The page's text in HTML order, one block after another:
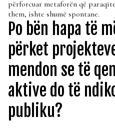
përforcuar metaforën që
them, ishte shumë spontane.
Po bën hapa të
përket
mendon se të
aktive do të
publiku?